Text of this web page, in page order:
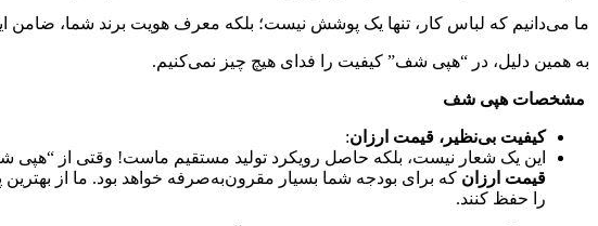
ما می‌دانیم که لباس کار، تنها یک پوشش نیست؛ بلکه معرف هویت برند شما،
به همین دلیل، در “هپی شف” کیفیت را فدای هیچ چیز نمی‌کنیم.
مشخصات هپی شف
کیفیت بی‌نظیر، قیمت ارزان:
این یک شعار نیست، بلکه حاصل رویکرد تولید مستقیم ماست! وقتی از “هپی
قیمت ارزان که برای بودجه شما بسیار مقرون‌به‌صرفه خواهد بود. ما از
را حفظ کنند.